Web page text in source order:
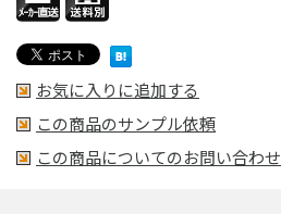
お気に入りに追加する
この商品のサンプル依頼
この商品についてのお問い合わせ